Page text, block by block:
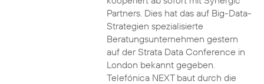
Partners. Dies hat das auf Big-Data-
Strategien spezialisierte
Beratungsunternehmen gestern
auf der Strata Data Conference in
London bekannt gegeben.
Telefónica NEXT baut durch die